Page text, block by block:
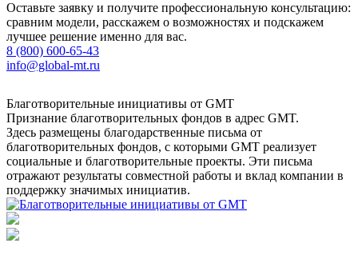
Оставьте заявку и получите профессиональную консультацию:
сравним модели, расскажем о возможностях и подскажем
лучшее решение именно для вас.
8 (800) 600-65-43
info@global-mt.ru
Благотворительные инициативы от GMT
Признание благотворительных фондов в адрес GMT.
Здесь размещены благодарственные письма от
благотворительных фондов, с которыми GMT реализует
социальные и благотворительные проекты. Эти письма
отражают результаты совместной работы и вклад компании в
поддержку значимых инициатив.